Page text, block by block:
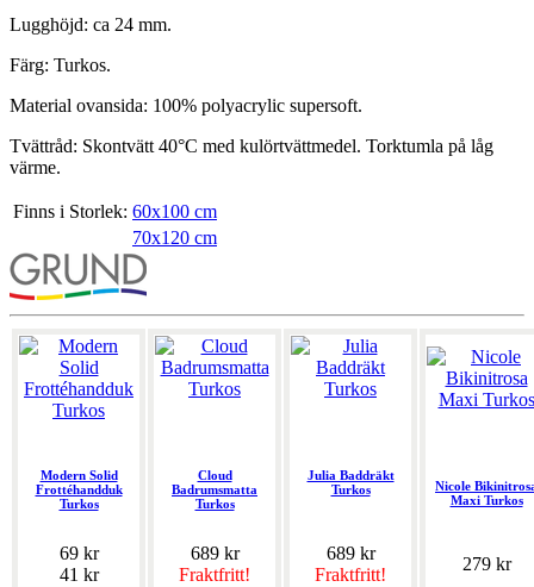
Lugghöjd: ca 24 mm.
Färg: Turkos.
Material ovansida: 100% polyacrylic supersoft.
Tvättråd: Skontvätt 40°C med kulörtvättmedel. Torktumla på låg
värme.
Finns i Storlek: 60x100 cm
70x120 cm
Modern Solid
Frottéhandduk
Turkos
69 kr
41 kr
Cloud
Badrumsmatta
Turkos
689 kr
Fraktfritt!
Julia Baddräkt
Turkos
689 kr
Fraktfritt!
Nicole
Maxi Turkos
279 kr